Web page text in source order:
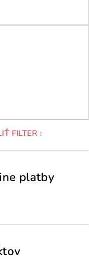
FILTER
platby